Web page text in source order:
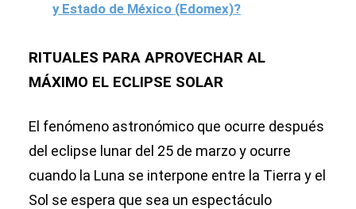
y Estado de México (Edomex)?
RITUALES PARA APROVECHAR AL
MÁXIMO EL ECLIPSE SOLAR
El fenómeno astronómico que ocurre después
del eclipse lunar del 25 de marzo y ocurre
cuando la Luna se interpone entre la Tierra y el
Sol se espera que sea un espectáculo